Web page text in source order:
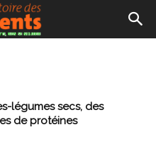
légumes secs, des
de protéines